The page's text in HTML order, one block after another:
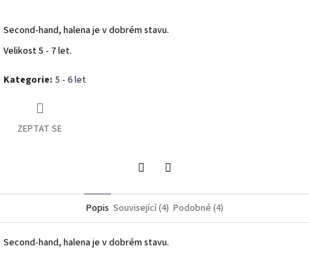
Second-hand, halena je v dobrém stavu.
Velikost 5 - 7 let.
Kategorie: 5 - 6 let
ZEPTAT SE
Popis Související (4) Podobné (4)
Second-hand, halena je v dobrém stavu.